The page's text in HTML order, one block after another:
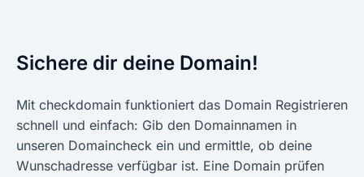
Sichere dir deine Domain!
Mit checkdomain funktioniert das Domain Registrieren
schnell und einfach: Gib den Domainnamen in
unseren Domaincheck ein und ermittle, ob deine
Wunschadresse verfügbar ist. Eine Domain prüfen